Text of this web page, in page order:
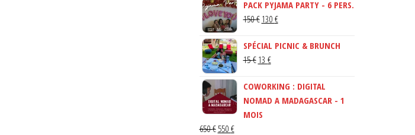
PACK PYJAMA PARTY - 6 PERS.
150€ LE
INITIAL
ÉTAIT :
130 €LE
ACTUEL
SPÉCIAL PICNIC & BRUNCH
15€ LE
INITIAL
ÉTAIT :
15 €.
13 €LE
ACTUEL
EST :
COWORKING : DIGITAL
NOMAD A MADAGASCAR - 1
MOIS
650€ LE
550 €LE